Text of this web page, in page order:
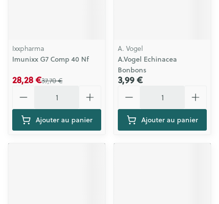
Ixxpharma
Imunixx G7 Comp 40 Nf
37,70 €
28,28 €
Ajouter au panier
A. Vogel
A.Vogel Echinacea
Bonbons
3,99 €
Ajouter au panier